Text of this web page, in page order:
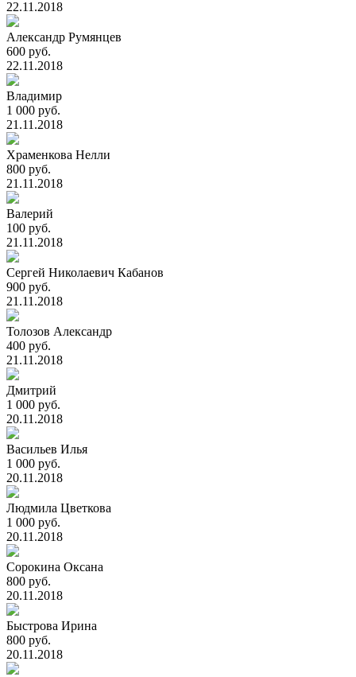
22.11.2018
Александр Румянцев
600 руб.
22.11.2018
Владимир
1 000 руб.
21.11.2018
Храменкова Нелли
800 руб.
21.11.2018
Валерий
100 руб.
21.11.2018
Сергей Николаевич Кабанов
900 руб.
21.11.2018
Толозов Александр
400 руб.
21.11.2018
Дмитрий
1 000 руб.
20.11.2018
Васильев Илья
1 000 руб.
20.11.2018
Людмила Цветкова
1 000 руб.
20.11.2018
Сорокина Оксана
800 руб.
20.11.2018
Быстрова Ирина
800 руб.
20.11.2018